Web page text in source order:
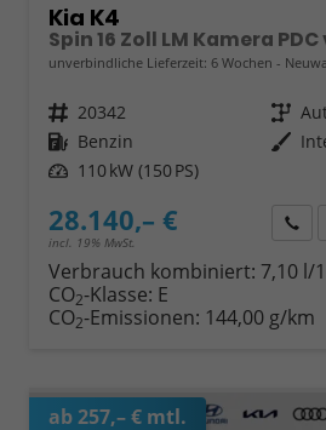
Kia K4
Spin 16 Zoll LM Kamera
unverbindliche Lieferzeit: 6 Wochen
Fahrzeugnr. 20342 Getriebe
Kraftstoff Benzin Außenfarbe
Leistung 110 kW (150 PS)
28.140,– €
incl. 19% MwSt.
Verbrauch kombiniert: 7,10 l/
CO2-Klasse: E
CO2-Emissionen: 144,00 g/km
ab 257,– € mtl.